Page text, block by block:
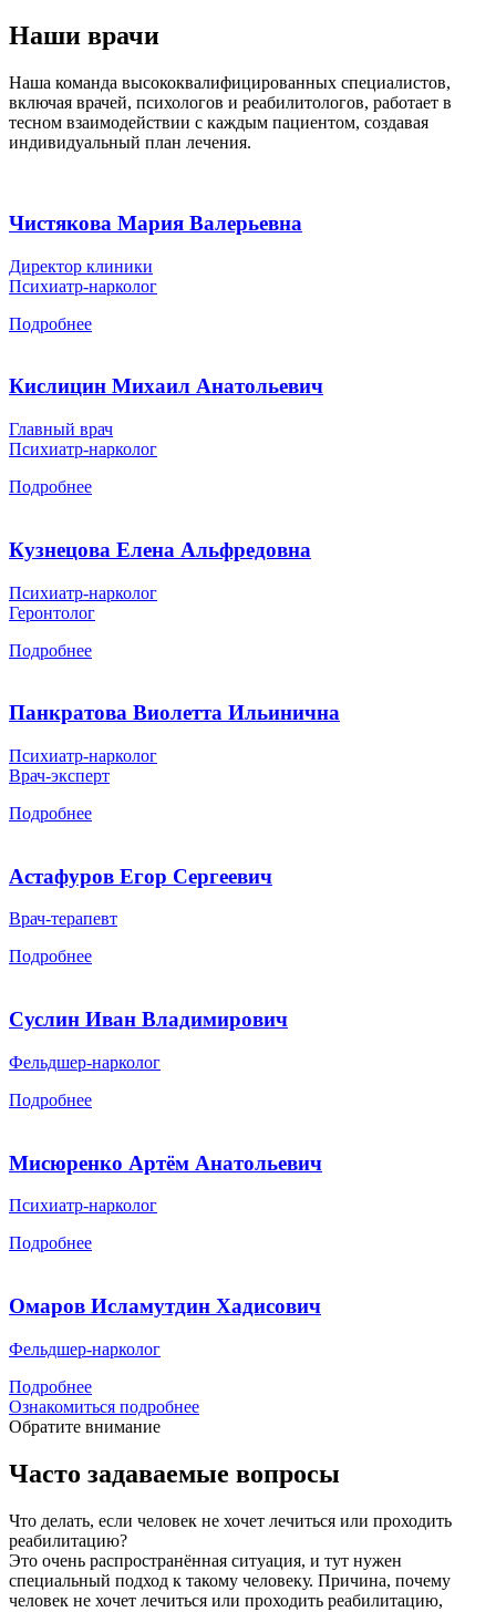
Наши врачи
Наша команда высококвалифицированных специалистов,
включая врачей, психологов и реабилитологов, работает в
тесном взаимодействии с каждым пациентом, создавая
индивидуальный план лечения.
Чистякова Мария Валерьевна
Директор клиники
Психиатр-нарколог
Подробнее
Кислицин Михаил Анатольевич
Главный врач
Психиатр-нарколог
Подробнее
Кузнецова Елена Альфредовна
Психиатр-нарколог
Геронтолог
Подробнее
Панкратова Виолетта Ильинична
Психиатр-нарколог
Врач-эксперт
Подробнее
Астафуров Егор Сергеевич
Врач-терапевт
Подробнее
Суслин Иван Владимирович
Фельдшер-нарколог
Подробнее
Мисюренко Артём Анатольевич
Психиатр-нарколог
Подробнее
Омаров Исламутдин Хадисович
Фельдшер-нарколог
Подробнее
Ознакомиться подробнее
Обратите внимание
Часто задаваемые вопросы
Что делать, если человек не хочет лечиться или проходить
реабилитацию?
Это очень распространённая ситуация, и тут нужен
специальный подход к такому человеку. Причина, почему
человек не хочет лечиться или проходить реабилитацию,